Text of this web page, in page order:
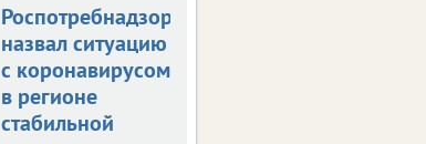
Роспотребнадзор
назвал ситуацию
с коронавирусом
в регионе
стабильной